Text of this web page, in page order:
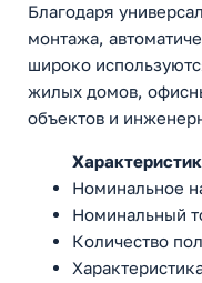
Благодаря
монтажа,
широко
жилых домов,
объектов и
Номинальное
Номинальный
Количество